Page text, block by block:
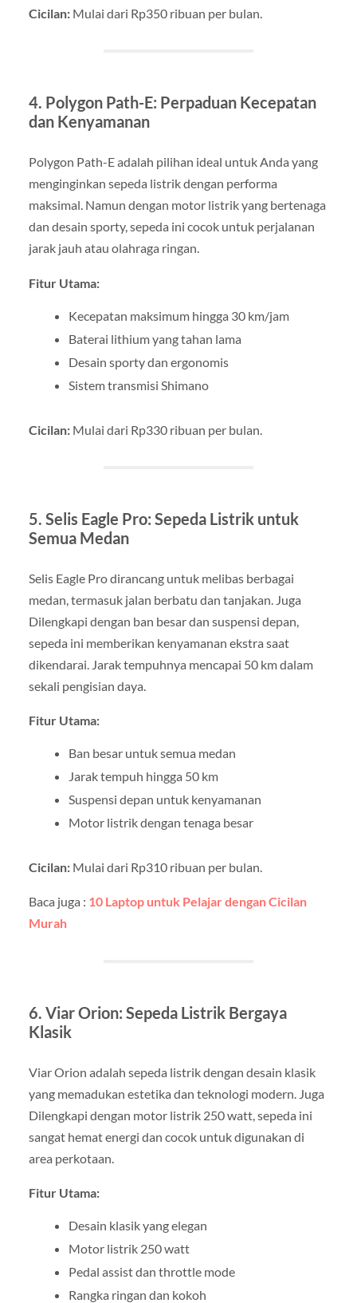
Cicilan:Mulai dari Rp350 ribuan per bulan.
4. Polygon Path-E: Perpaduan Kecepatan
dan Kenyamanan
Polygon Path-E adalah pilihan ideal untuk Anda yang
menginginkan sepeda listrik dengan performa
maksimal. Namun dengan motor listrik yang bertenaga
dan desain sporty, sepeda ini cocok untuk perjalanan
jarak jauh atau olahraga ringan.
Fitur Utama:
Kecepatan maksimum hingga 30 km/jam
Baterai lithium yang tahan lama
Desain sporty dan ergonomis
Sistem transmisi Shimano
Cicilan:Mulai dari Rp330 ribuan per bulan.
5. Selis Eagle Pro: Sepeda Listrik untuk
Semua Medan
Selis Eagle Pro dirancang untuk melibas berbagai
medan, termasuk jalan berbatu dan tanjakan. Juga
Dilengkapi dengan ban besar dan suspensi depan,
sepeda ini memberikan kenyamanan ekstra saat
dikendarai. Jarak tempuhnya mencapai 50 km dalam
sekali pengisian daya.
Fitur Utama:
Ban besar untuk semua medan
Jarak tempuh hingga 50 km
Suspensi depan untuk kenyamanan
Motor listrik dengan tenaga besar
Cicilan:Mulai dari Rp310 ribuan per bulan.
Baca juga : 10 Laptop untuk Pelajar dengan Cicilan
Murah
6. Viar Orion: Sepeda Listrik Bergaya
Klasik
Viar Orion adalah sepeda listrik dengan desain klasik
yang memadukan estetika dan teknologi modern. Juga
Dilengkapi dengan motor listrik 250 watt, sepeda ini
sangat hemat energi dan cocok untuk digunakan di
area perkotaan.
Fitur Utama:
Desain klasik yang elegan
Motor listrik 250 watt
Pedal assist dan throttle mode
Rangka ringan dan kokoh